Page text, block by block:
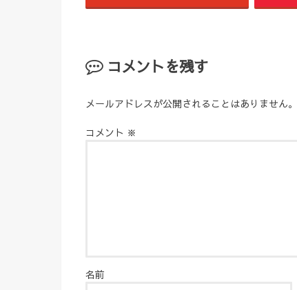
コメントを残す
メールアドレスが公開されることはありません。
コメント ※
名前